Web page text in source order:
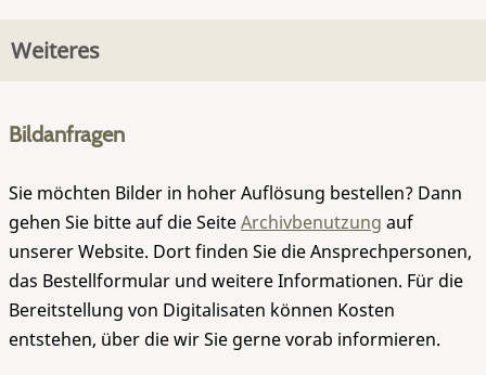
Weiteres
Bildanfragen
Sie möchten Bilder in hoher Auflösung bestellen? Dann
gehen Sie bitte auf die SeiteArchivbenutzung auf
unserer Website. Dort finden Sie die Ansprechpersonen,
das Bestellformular und weitere Informationen. Für die
Bereitstellung von Digitalisaten können Kosten
entstehen, über die wir Sie gerne vorab informieren.